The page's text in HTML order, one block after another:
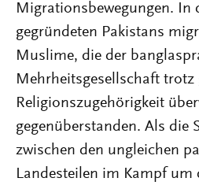
Migrationsbewegungen. In
gegründeten Pakistans
Muslime, die der
Mehrheitsgesellschaft trotz
Religionszugehörigkeit
gegenüberstanden. Als die
zwischen den ungleichen
Landesteilen im Kampf um